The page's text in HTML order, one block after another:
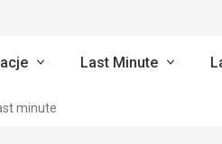
Last Minute
minute